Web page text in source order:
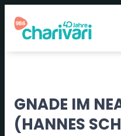
GNADE IM
(HANNES